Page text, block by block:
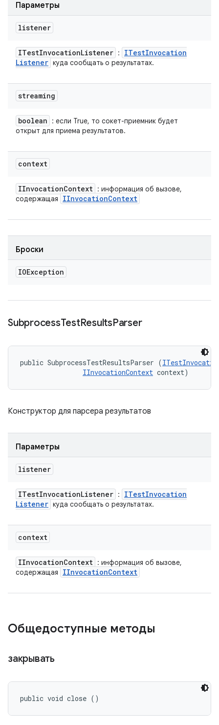
Параметры
listener
ITestInvocationListener : ITestInvocation
Listener куда сообщать о результатах.
streaming
boolean
: если True, то сокет-приемник будет
открыт для приема результатов.
context
IInvocationContext : информация об вызове,
содержащая
IInvocationContext
Броски
IOException
SubprocessTestResultsParser
public SubprocessTestResultsParser (
IInvocationContext context)
Конструктор для парсера результатов
Параметры
listener
ITestInvocationListener : ITestInvocation
Listener куда сообщать о результатах.
context
IInvocationContext : информация об вызове,
содержащая
IInvocationContext
Общедоступные методы
закрывать
public void close ()